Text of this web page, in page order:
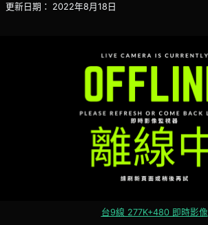
更新日期： 2022年8月18日
台9線 277K+480 即時影像